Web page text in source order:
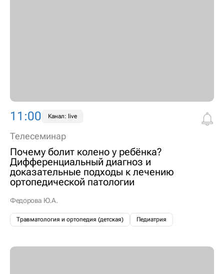
11:00 Канал: live
Телесеминар
Почему болит колено у ребёнка?
Дифференциальный диагноз и
доказательные подходы к лечению
ортопедической патологии
Федорова Ю.А.
Травматология и ортопедия (детская) Педиатрия